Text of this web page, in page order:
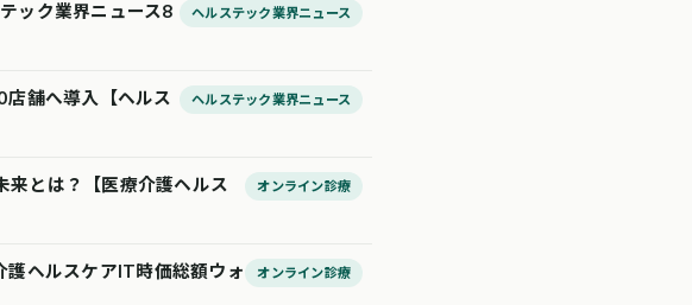
ック業界ニュース8
ヘルステック業界ニュース
舗へ導入【ヘルス
ヘルステック業界ニュース
とは？【医療介護ヘルス
オンライン診療
護ヘルスケアIT時価総額ウォ
オンライン診療